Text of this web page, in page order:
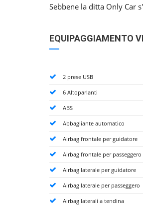
Sebbene la ditta Only Car
EQUIPAGGIAMENTO
2 prese USB
6 Altoparlanti
ABS
Abbagliante automatico
Airbag frontale per guidatore
Airbag frontale per passeggero
Airbag laterale per guidatore
Airbag laterale per passeggero
Airbag laterali a tendina